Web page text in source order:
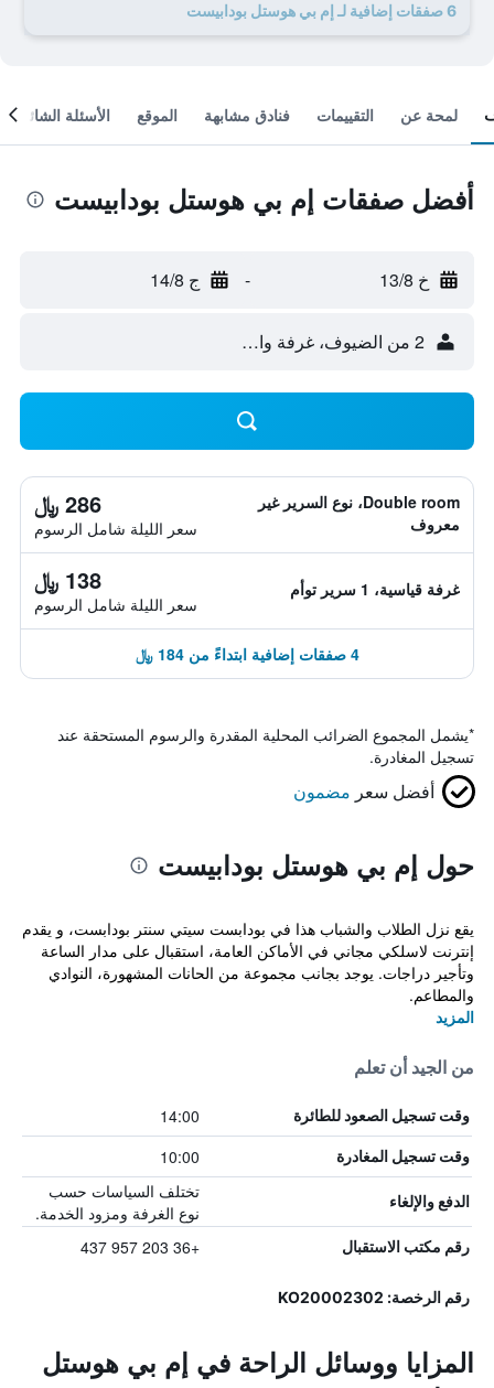
6 صفقات إضافية لـ إم بي هوستل بودابيست
لمحة عن التقييمات فنادق مشابهة الموقع الأسئلة الشائعة
أفضل صفقات إم بي هوستل بودابيست
خ 13/8 - ج 14/8
2 من الضيوف، غرفة واحدة
Double room، نوع السرير غير
معروف
286 ﷼
سعر الليلة شامل الرسوم
غرفة قياسية، 1 سرير توأم 138 ﷼
سعر الليلة شامل الرسوم
4 صفقات إضافية ابتداءً من 184 ﷼
*يشمل المجموع الضرائب المحلية المقدرة والرسوم المستحقة عند
تسجيل المغادرة.
أفضل سعر مضمون
حول إم بي هوستل بودابيست
يقع نزل الطلاب والشباب هذا في بودابست سيتي سنتر بودابست، و يقدم
إنترنت لاسلكي مجاني في الأماكن العامة، استقبال على مدار الساعة
وتأجير دراجات. يوجد بجانب مجموعة من الحانات المشهورة، النوادي
والمطاعم.
المزيد
من الجيد أن تعلم
وقت تسجيل الصعود للطائرة 14:00
وقت تسجيل المغادرة 10:00
الدفع والإلغاء
تختلف السياسات حسب
نوع الغرفة ومزود الخدمة.
رقم مكتب الاستقبال +36 203 957 437
رقم الرخصة: KO20002302
المزايا ووسائل الراحة في إم بي هوستل